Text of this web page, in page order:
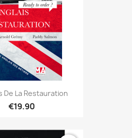
De La Restauration
€19.90